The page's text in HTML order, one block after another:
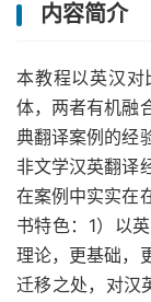
内容简介
本教程以英汉对
体，两者有机融
典翻译案例的经
非文学汉英翻译
在案例中实实在
书特色：1）以
理论，更基础，
迁移之处，对汉